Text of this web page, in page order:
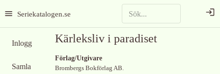
Seriekatalogen.se
Inlogg
Samla
Kärleksliv i paradiset
Förlag/Utgivare
Brombergs Bokförlag AB.